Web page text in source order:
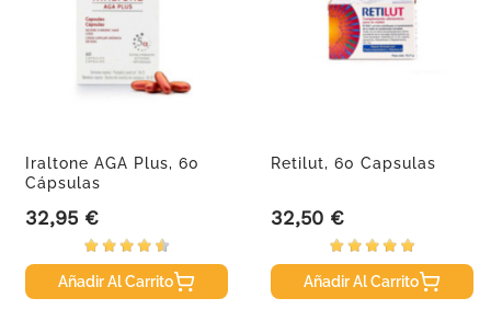
Iraltone AGA Plus, 60
Cápsulas
Precio
32,95 €
Añadir Al Carrito
Retilut, 60 Capsulas
Precio
32,50 €
Añadir Al Carrito